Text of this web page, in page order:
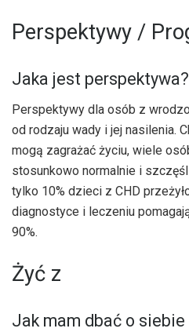
Perspektywy /
Jaka jest perspektywa?
Perspektywy dla osób z
od rodzaju wady i jej nasilenia.
mogą zagrażać życiu, wiele
stosunkowo normalnie i
tylko 10% dzieci z CHD
diagnostyce i leczeniu
90%.
Żyć z
Jak mam dbać o